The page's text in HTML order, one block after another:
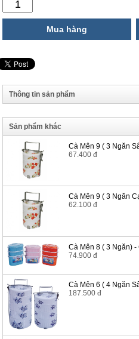
Mua hàng
Thông tin sản phẩm
Sản phẩm khác
Cà Mên 9 ( 3 Ngăn
67.400 đ
Cà Mên 9 ( 3 Ngăn
62.100 đ
Cà Mên 8 ( 3 Ngăn) -
74.900 đ
Cà Mên 6 ( 4 Ngăn
187.500 đ